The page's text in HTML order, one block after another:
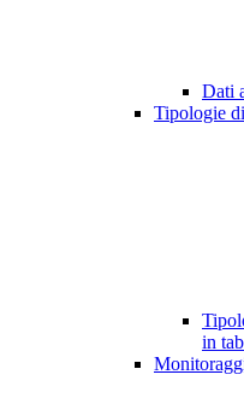
Dati
Tipologie
in